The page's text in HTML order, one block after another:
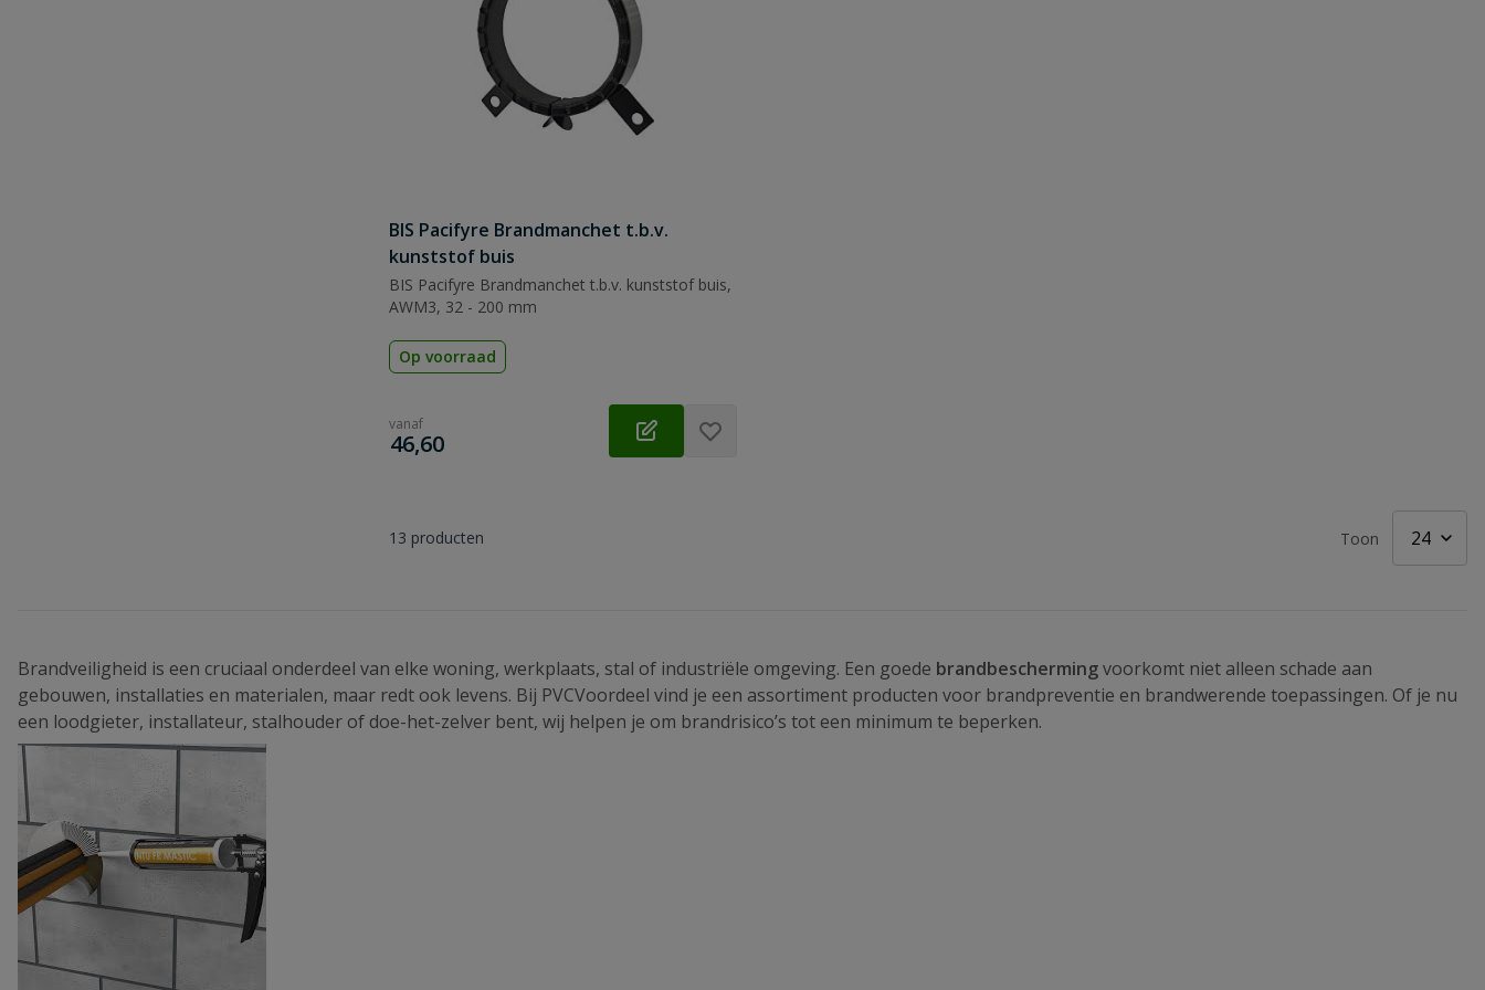
BIS Pacifyre Brandmanchet t.b.v.
kunststof buis
BIS Pacifyre Brandmanchet t.b.v. kunststof buis,
AWM3, 32 - 200 mm
Op voorraad
vanaf
€
46,60
13 producten Toon
Brandveiligheid is een cruciaal onderdeel van elke woning, werkplaats, stal of industriële omgeving. Een goede brandbeschermingvoorkomt niet alleen schade aan
gebouwen, installaties en materialen, maar redt ook levens. Bij PVCVoordeel vind je een assortiment producten voor brandpreventie en brandwerende toepassingen. Of je nu
een loodgieter, installateur, stalhouder of doe-het-zelver bent, wij helpen je om brandrisico’s tot een minimum te beperken.